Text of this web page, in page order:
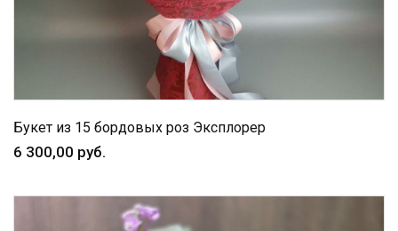
Букет из 15 бордовых роз Эксплорер
6 300,00 руб.